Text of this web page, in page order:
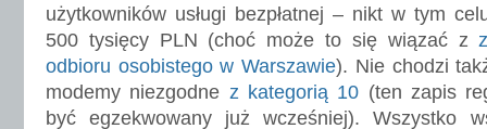
użytkowników usługi bezpłatnej – nikt w tym
500 tysięcy PLN (choć może to się wiązać z
odbioru osobistego w Warszawie). Nie chodzi
modemy niezgodne z kategorią 10 (ten zapis
być egzekwowany już wcześniej). Wszystko